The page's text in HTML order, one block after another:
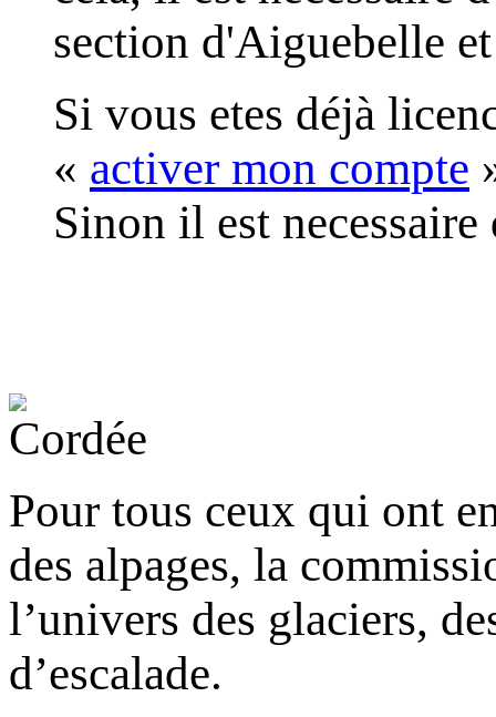
section d'Aiguebelle
Si vous etes déjà
« activer mon compte
Sinon il est
Pour tous ceux qui ont
des alpages, la
l’univers des glaciers,
d’escalade.